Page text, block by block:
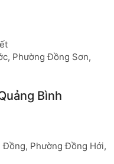
Phường Đồng Sơn,
Bình
Đồng, Phường Đồng Hới,